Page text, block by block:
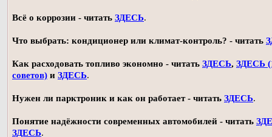
Всё о коррозии - читать ЗДЕСЬ.
Что выбрать: кондиционер или климат-контроль? - читать
Как расходовать топливо экономно - читать ЗДЕСЬ, ЗДЕСЬ
советов) и ЗДЕСЬ.
Нужен ли парктроник и как он работает - читать ЗДЕСЬ.
Понятие надёжности современных автомобилей - читать
ЗДЕСЬ.